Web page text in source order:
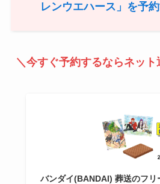
レンウエハース」を予
＼今すぐ予約するならネッ
バンダイ(BANDAI) 葬送のフリ